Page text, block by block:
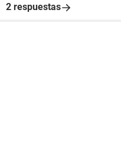
2 respuestas